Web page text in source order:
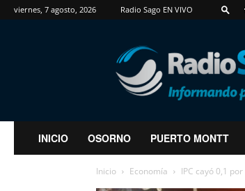
viernes, 7 agosto, 2026 Radio Sago EN VIVO
RadioSago
INICIO OSORNO PUERTO MONTT
Inicio Economía IPC cayó 0,1